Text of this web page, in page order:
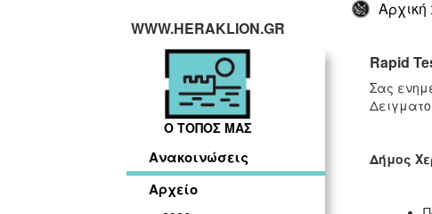
Αρχική
WWW.HERAKLION.GR
Ο ΤΟΠΟΣ ΜΑΣ
Ανακοινώσεις
Αρχείο
Rapid
Σας
Δήμος